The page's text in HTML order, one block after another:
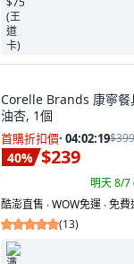
Corelle Brands 康寧餐
油杏, 1個
首購折扣價· 04:02:18$399
40% $239
明天 8/7
酷澎直售 ∙ WOW免運 ∙ 免
(13)